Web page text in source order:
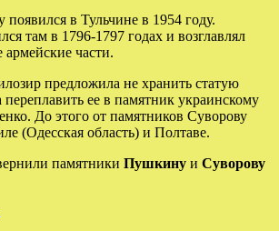
в Тульчине в 1954 году.
там в 1796-1797 годах и возглавлял
армейские части.
предложила не хранить статую
переплавить ее в памятник украинскому
До этого от памятников Суворову
(Одесская область) и Полтаве.
памятники Пушкину и Суворову